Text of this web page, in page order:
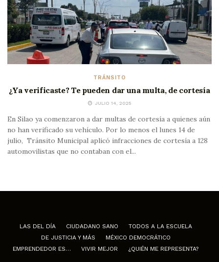
TRÁNSITO
¿Ya verificaste? Te pueden dar una multa, de cortesía
JULIO 14, 2025
En Silao ya comenzaron a dar multas de cortesía a quienes aún
no han verificado su vehículo. Por lo menos el lunes 14 de
julio, Tránsito Municipal aplicó infracciones de cortesía a 128
automovilistas que no contaban con el...
LAS DEL DÍA CIUDADANO SANO
TODOS A LA ESCUELA
DE JUSTICIA Y MÁS
MÉXICO DEMOCRÁTICO
EMPRENDEDOR ES…
VIVIR MEJOR ¿QUIÉN ME REPRESENTA?